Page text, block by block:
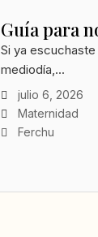
Guía para
Si ya
mediodía,...
julio 6, 2026
Maternidad
Ferchu